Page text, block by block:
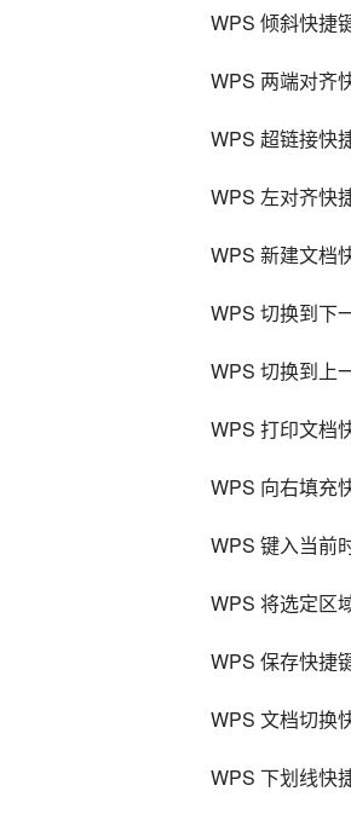
WPS 倾斜快捷
WPS 两端对齐
WPS 超链接快
WPS 左对齐快
WPS 新建文档
WPS 切换到下
WPS 切换到上
WPS 打印文档
WPS 向右填充
WPS 键入当前
WPS 将选定区
WPS 保存快捷
WPS 文档切换
WPS 下划线快